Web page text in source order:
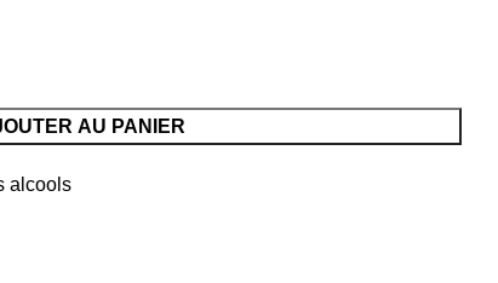
AU PANIER
alcools